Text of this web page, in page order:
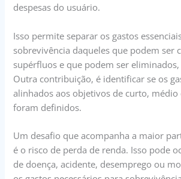
despesas do usuário.
Isso permite separar os gastos
sobrevivência daqueles que podem ser
supérfluos e que podem ser eliminados,
Outra contribuição, é identificar se os
alinhados aos objetivos de curto,
foram definidos.
Um desafio que acompanha a maior
é o risco de perda de renda. Isso pode
de doença, acidente, desemprego ou